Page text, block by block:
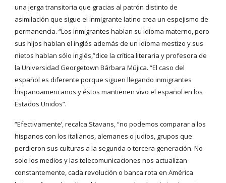
una jerga transitoria que gracias al patrón distinto de
asimilación que sigue el inmigrante latino crea un espejismo de
permanencia. “Los inmigrantes hablan su idioma materno, pero
sus hijos hablan el inglés además de un idioma mestizo y sus
nietos hablan sólo inglés,”dice la crítica literaria y profesora de
la Universidad Georgetown Bárbara Mújica. “El caso del
español es diferente porque siguen llegando inmigrantes
hispanoamericanos y éstos mantienen vivo el español en los
Estados Unidos”.
“Efectivamente’, recalca Stavans, “no podemos comparar a los
hispanos con los italianos, alemanes o judíos, grupos que
perdieron sus culturas a la segunda o tercera generación. No
solo los medios y las telecomunicaciones nos actualizan
constantemente, cada revolución o banca rota en América